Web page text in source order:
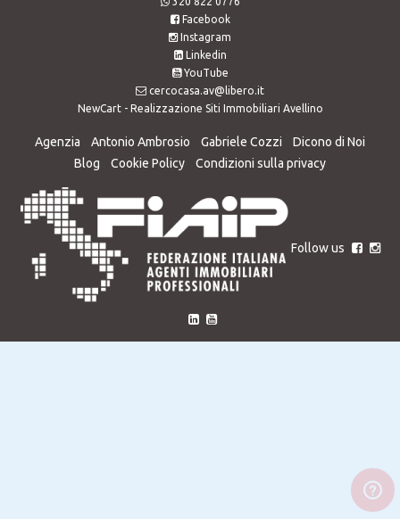
Facebook
Instagram
Linkedin
YouTube
cercocasa.av@libero.it
NewCart - Realizzazione Siti Immobiliari Avellino
Agenzia Antonio Ambrosio Gabriele Cozzi
Dicono di Noi
Blog
Cookie Policy Condizioni sulla privacy
Follow us